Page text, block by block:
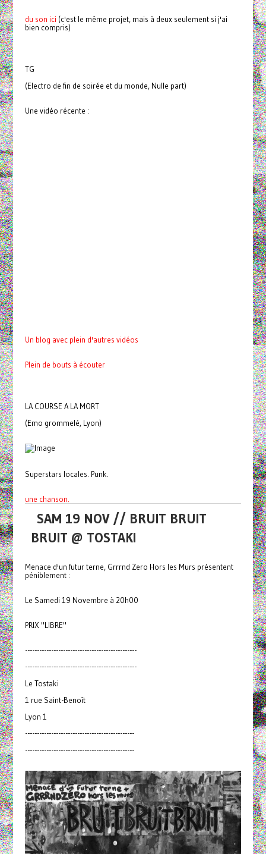
du son ici (c'est le même projet, mais à deux seulement si j'ai
bien compris)
TG
(Electro de fin de soirée et du monde, Nulle part)
Une vidéo récente :
Un blog avec plein d'autres vidéos
Plein de bouts à écouter
LA COURSE A LA MORT
(Emo grommelé, Lyon)
Superstars locales. Punk.
une chanson.
SAM 19 NOV // BRUIT BRUIT
BRUIT @ TOSTAKI
Menace d'un futur terne, Grrrnd Zero Hors les Murs présentent
péniblement :
Le Samedi 19 Novembre à 20h00
PRIX "LIBRE"
-----------------------------------------------
-----------------------------------------------
Le Tostaki
1 rue Saint-Benoît
Lyon 1
----------------------------------------------
----------------------------------------------